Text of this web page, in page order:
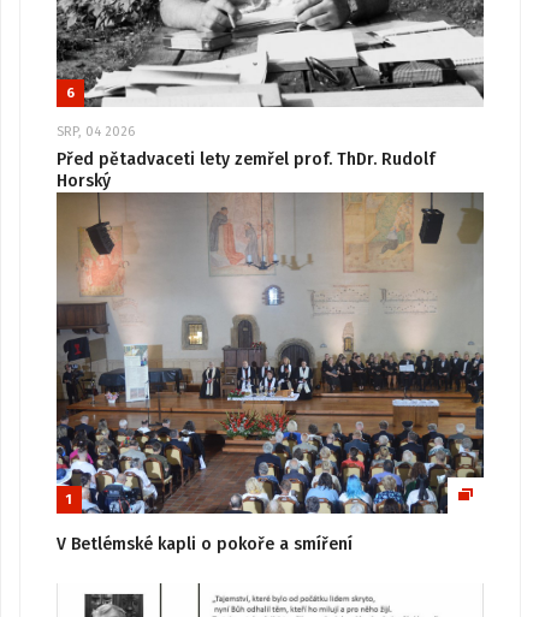
6
SRP, 04 2026
Před pětadvaceti lety zemřel prof. ThDr. Rudolf
Horský
1
V Betlémské kapli o pokoře a smíření